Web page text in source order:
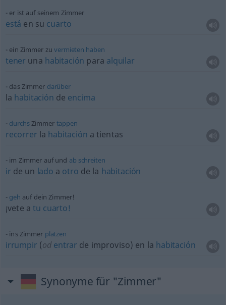
er ist auf seinem Zimmer
está en su cuarto
ein Zimmer zuvermieten haben
tener una habitación para alquilar
das Zimmer darüber
la habitación de encima
durchsZimmer tappen
recorrer la habitación a tientas
im Zimmer auf und ab schreiten
ir de un lado a otro de la habitación
geh auf dein Zimmer!
¡vete atu cuarto!
ins Zimmer platzen
irrumpir (od entrar de improviso) en la habitación
Synonyme für "Zimmer"